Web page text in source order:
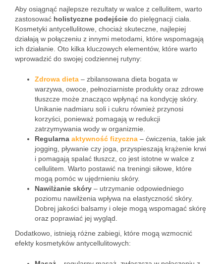
Aby osiągnąć najlepsze rezultaty w walce z cellulitem, warto
zastosować holistyczne podejście do pielęgnacji ciała.
Kosmetyki antycellulitowe, chociaż skuteczne, najlepiej
działają w połączeniu z innymi metodami, które wspomagają
ich działanie. Oto kilka kluczowych elementów, które warto
wprowadzić do swojej codziennej rutyny:
Zdrowa dieta – zbilansowana dieta bogata w
warzywa, owoce, pełnoziarniste produkty oraz zdrowe
tłuszcze może znacząco wpłynąć na kondycję skóry.
Unikanie nadmiaru soli i cukru również przynosi
korzyści, ponieważ pomagają w redukcji
zatrzymywania wody w organizmie.
Regularna aktywność fizyczna – ćwiczenia, takie jak
jogging, pływanie czy joga, przyspieszają krążenie krwi
i pomagają spalać tłuszcz, co jest istotne w walce z
cellulitem. Warto postawić na treningi siłowe, które
mogą pomóc w ujędrnieniu skóry.
Nawilżanie skóry – utrzymanie odpowiedniego
poziomu nawilżenia wpływa na elastyczność skóry.
Dobrej jakości balsamy i oleje mogą wspomagać skórę
oraz poprawiać jej wygląd.
Dodatkowo, istnieją różne zabiegi, które mogą wzmocnić
efekty kosmetyków antycellulitowych: